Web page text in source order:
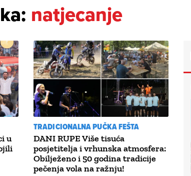
natjecanje
u
TRADICIONALNA PUČKA FEŠTA
DANI RUPE Više tisuća
posjetitelja i vrhunska atmosfera:
Obilježeno i 50 godina tradicije
pečenja vola na ražnju!